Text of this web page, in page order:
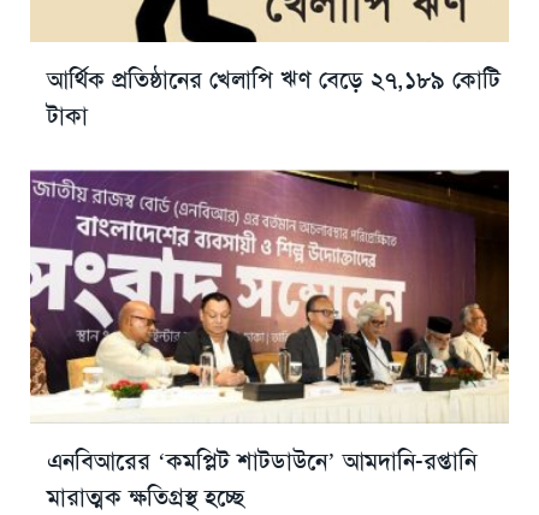
আর্থিক প্রতিষ্ঠানের খেলাপি ঋণ বেড়ে ২৭,১৮৯ কোটি
টাকা
এনবিআরের ‘কমপ্লিট শাটডাউনে’ আমদানি-রপ্তানি
মারাত্মক ক্ষতিগ্রস্থ হচ্ছে